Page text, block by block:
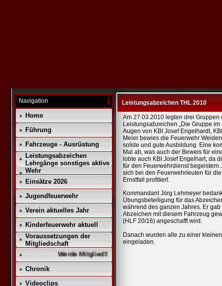
Navigation
Home
Führung
Fahrzeuge - Ausrüstung
Leistungsabzeichen
Lehrgänge sonstiges aktive
Wehr
Einsätze 2026
Jugendfeuerwehr
Verein aktuelles Jahr
Kinderfeuerwehr aktuell
Voraussetzungen der
Mitgliedschaft
Werde Mitglied!!
Chronik
Videoclips
Leistungsabzeichen THL 2010
Am 27.03.2010 legten drei
Leistungsabzeichen „Die Gruppe
Augen von KBI Josef Engelhardt,
Meier bewies die Feuerwehr
solide und gute Ausbildung. Eine
Mal ab, was auch der Beweis für
lobte auch KBI Josef Engelhart, da
für den Feuerwehrdienst
sich bei den Feuerwehrleuten für
Ernstfall profitiert.
Kommandant Jörg Lehmeyer
Übungsbeteiligung für das
während des ganzen Jahres. Er
Abzeichen mit diesem Fahrzeug
(HLF 20/16) angeschafft wird.
Danach wurden alle zu einer
eingeladen.